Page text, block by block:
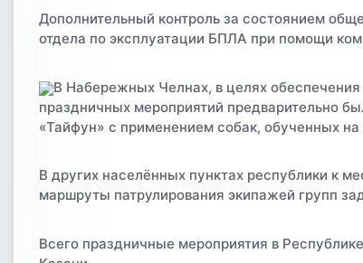
Дополнительный контроль за состоянием
отдела по эксплуатации БПЛА при помощи
В Набережных Челнах, в целях
праздничных мероприятий предварительно
«Тайфун» с применением собак, обученных
В других населённых пунктах республики к
маршруты патрулирования экипажей групп
Всего праздничные мероприятия в